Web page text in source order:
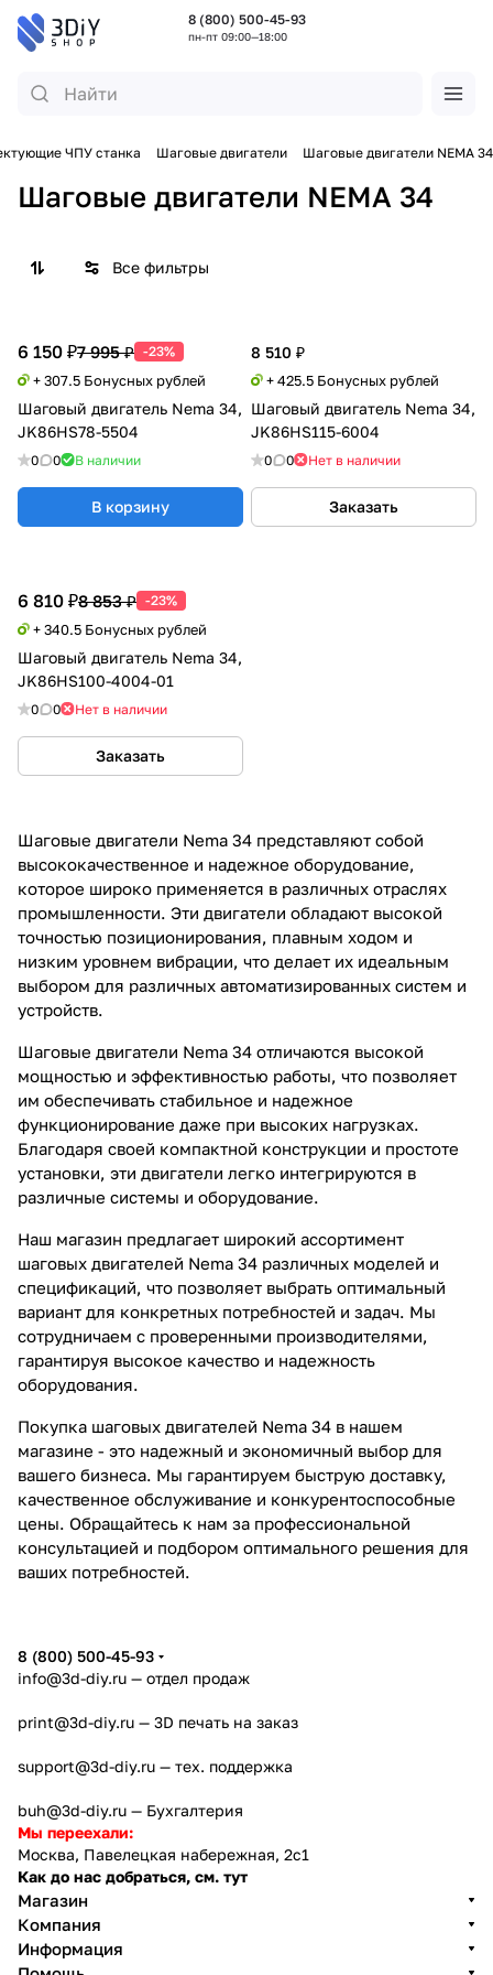
8 (800) 500-45-93
пн-пт 09:00—18:00
ЧПУ станка Шаговые двигатели Шаговые двигатели NEMA 34
Шаговые двигатели NEMA 34
Все фильтры
6 150 ₽7 995 ₽ -23%
+ 307.5 Бонусных рублей
Шаговый двигатель Nema 34,
JK86HS78-5504
0 0 В наличии
В корзину
8 510 ₽
+ 425.5 Бонусных рублей
Шаговый двигатель Nema 34,
JK86HS115-6004
0 0 Нет в наличии
Заказать
6 810 ₽8 853 ₽ -23%
+ 340.5 Бонусных рублей
Шаговый двигатель Nema 34,
JK86HS100-4004-01
0 0 Нет в наличии
Заказать
Шаговые двигатели Nema 34 представляют собой
высококачественное и надежное оборудование,
которое широко применяется в различных отраслях
промышленности. Эти двигатели обладают высокой
точностью позиционирования, плавным ходом и
низким уровнем вибрации, что делает их идеальным
выбором для различных автоматизированных систем и
устройств.
Шаговые двигатели Nema 34 отличаются высокой
мощностью и эффективностью работы, что позволяет
им обеспечивать стабильное и надежное
функционирование даже при высоких нагрузках.
Благодаря своей компактной конструкции и простоте
установки, эти двигатели легко интегрируются в
различные системы и оборудование.
Наш магазин предлагает широкий ассортимент
шаговых двигателей Nema 34 различных моделей и
спецификаций, что позволяет выбрать оптимальный
вариант для конкретных потребностей и задач. Мы
сотрудничаем с проверенными производителями,
гарантируя высокое качество и надежность
оборудования.
Покупка шаговых двигателей Nema 34 в нашем
магазине - это надежный и экономичный выбор для
вашего бизнеса. Мы гарантируем быструю доставку,
качественное обслуживание и конкурентоспособные
цены. Обращайтесь к нам за профессиональной
консультацией и подбором оптимального решения для
ваших потребностей.
8 (800) 500-45-93
info@3d-diy.ru — отдел продаж
print@3d-diy.ru — 3D печать на заказ
support@3d-diy.ru — тех. поддержка
buh@3d-diy.ru — Бухгалтерия
Мы переехали:
Москва, Павелецкая набережная, 2с1
Как до нас добраться, см. тут
Магазин
Компания
Информация